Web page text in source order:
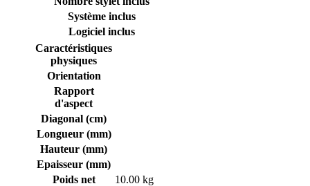
Système inclus
Logiciel inclus
Caractéristiques
physiques
Orientation
Rapport
d'aspect
Diagonal (cm)
Longueur (mm)
Hauteur (mm)
Epaisseur (mm)
Poids net
10.00 kg